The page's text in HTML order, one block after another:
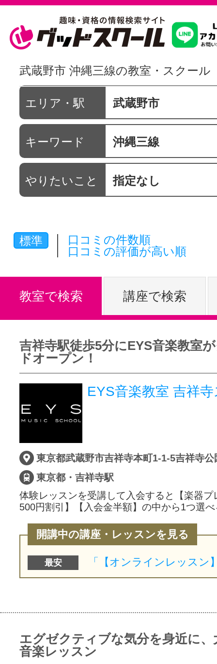
習いたいこ
スクールを
駅・路線か
通信講座を
体験レッス
やりたいこ
特集をみる
グッドスク
サイトマッ
武蔵野市 沖縄三線の教室・スクール
エリア・駅 武蔵野市
キーワード 沖縄三線
やりたいこと 指定なし
標準
口コミの件数順
口コミの評価が高い順
教室で検索 講座で検索
吉祥寺駅徒歩5分にEYS音楽教室
ドオープン！
EYS音楽教室 吉祥
東京都武蔵野市吉祥寺本町1-1-5吉祥寺公
東京都・吉祥寺駅
体験レッスンを受講して入会すると【楽器プ
500円割引】【入会金半額】の中から1つ選
開講中の講座・レッスンを見る
最安
エグゼクティブな気分を身近に、
音楽レッスン